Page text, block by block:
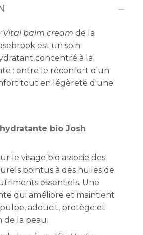
Vital balm cream de la
est un soin
concentré à la
: entre le réconfort d'un
tout en légèreté d'une
bio Josh
le visage bio associe des
pointus à des huiles de
essentiels. Une
qui améliore et maintient
adoucit, protège et
de la peau.